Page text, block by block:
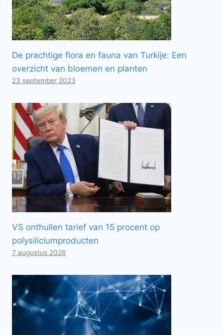
De prachtige flora en fauna van Turkije: Een
overzicht van bloemen en planten
23 september 2023
VS onthullen tarief van 15 procent op
polysiliciumproducten
7 augustus 2026